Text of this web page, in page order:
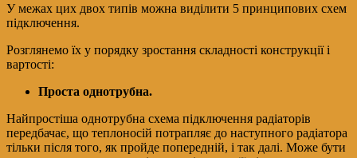
У межах цих двох типів можна виділити 5 принципових схем
підключення.
Розглянемо їх у порядку зростання складності конструкції і
вартості:
Проста однотрубна.
Найпростіша однотрубна схема підключення радіаторів
передбачає, що теплоносій потрапляє до наступного радіатора
тільки після того, як пройде попередній, і так далі. Може бути